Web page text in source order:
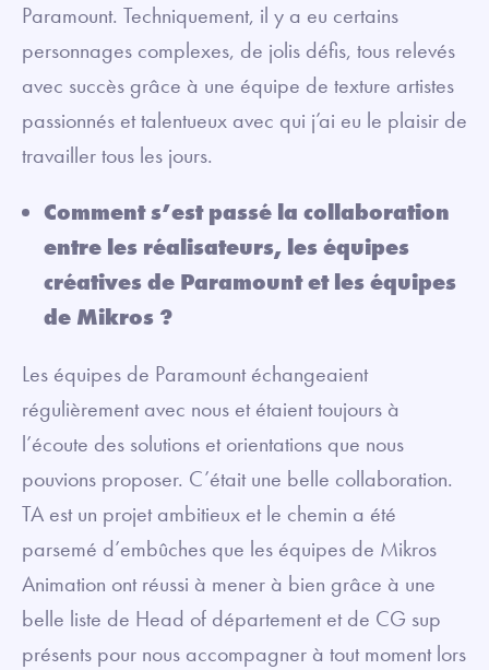
Paramount. Techniquement, il y a eu certains
personnages complexes, de jolis défis, tous relevés
avec succès grâce à une équipe de texture artistes
passionnés et talentueux avec qui j’ai eu le plaisir de
travailler tous les jours.
Comment s’est passé la collaboration
entre les réalisateurs, les équipes
créatives de Paramount et les équipes
de Mikros ?
Les équipes de Paramount échangeaient
régulièrement avec nous et étaient toujours à
l’écoute des solutions et orientations que nous
pouvions proposer. C’était une belle collaboration.
TA est un projet ambitieux et le chemin a été
parsemé d’embûches que les équipes de Mikros
Animation ont réussi à mener à bien grâce à une
belle liste de Head of département et de CG sup
présents pour nous accompagner à tout moment lors